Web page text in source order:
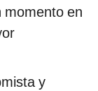
momento en
y